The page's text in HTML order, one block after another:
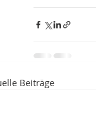
Beiträge